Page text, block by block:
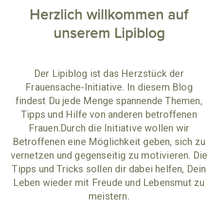
Herzlich willkommen auf
unserem Lipiblog
Der Lipiblog ist das Herzstück der
Frauensache-Initiative. In diesem Blog
findest Du jede Menge spannende Themen,
Tipps und Hilfe von anderen betroffenen
Frauen.Durch die Initiative wollen wir
Betroffenen eine Möglichkeit geben, sich zu
vernetzen und gegenseitig zu motivieren. Die
Tipps und Tricks sollen dir dabei helfen, Dein
Leben wieder mit Freude und Lebensmut zu
meistern.